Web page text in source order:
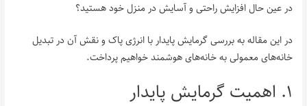
در عین حال افزایش راحتی و آسایش در منزل خود هستید؟
در این مقاله به بررسی گرمایش پایدار با انرژی پاک و نقش آن در تبدیل
خانه‌های معمولی به خانه‌های هوشمند خواهیم پرداخت.
۱. اهمیت گرمایش پایدار